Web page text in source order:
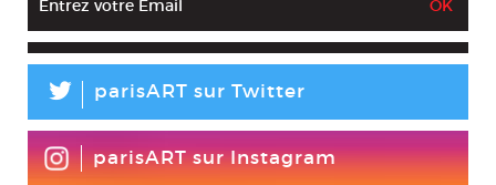
L parisART sur Twitter
parisART sur Instagram